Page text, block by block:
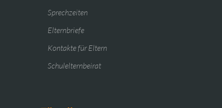
Sprechzeiten
Elternbriefe
Kontakte für Eltern
Schulelternbeirat